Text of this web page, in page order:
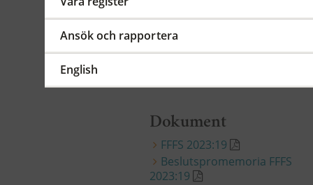
Ansök och rapportera
English
Ändringarna gäller från den
1 september 2023.ändr.
Dokument
FFFS 2023:19
Beslutspromemoria FFFS
2023:19